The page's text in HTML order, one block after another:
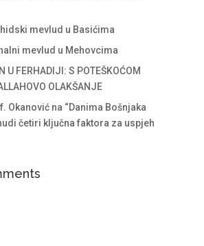
mevlud u Basićima
mevlud u Mehovcima
U FERHADIJI: S POTEŠKOĆOM
OLAKŠANJE
Okanović na “Danima Bošnjaka
četiri ključna faktora za uspjeh